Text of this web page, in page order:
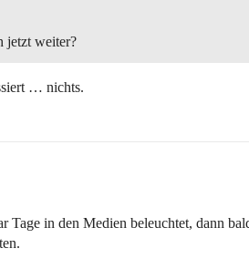
jetzt weiter?
… nichts.
Tage in den Medien beleuchtet, dann